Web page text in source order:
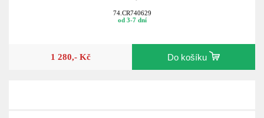
74.CR740629
od 3-7 dní
1 280,- Kč Do košíku